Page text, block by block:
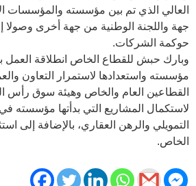
العالي الذي تم بين مؤسسته والمؤسسات
جهة واللجنة الوطنية من جهة أخرى وصولا
حوكمة الشركات.
وبارك حبش للقطاع الخاص انطلاقة العمل
مؤسسته واستعدادها لاستمرار التعاون
القطاعين العام والخاص وهيئة سوق
لاستكمال المشاريع التي بدأتها مؤسسته
التمويلي والرهن العقاري، بالإضافة إلى
الخاص.